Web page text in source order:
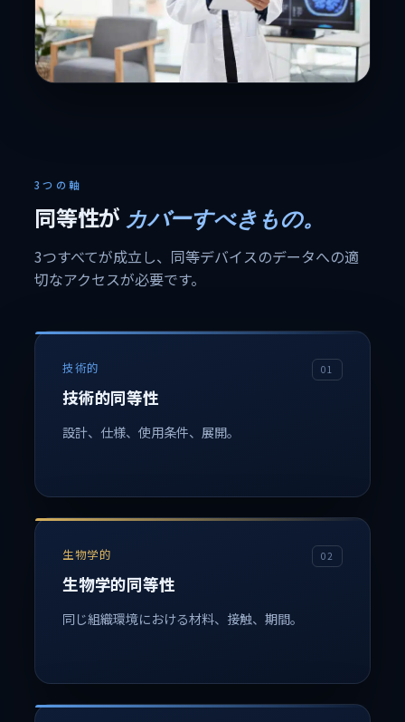
3つの軸
同等性が カバーすべきもの。
3つすべてが成立し、同等デバイスのデータへの適
切なアクセスが必要です。
01
技術的
技術的同等性
設計、仕様、使用条件、展開。
02
生物学的
生物学的同等性
同じ組織環境における材料、接触、期間。